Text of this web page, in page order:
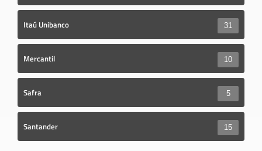
Itaú Unibanco 31
Mercantil 10
Safra 5
Santander 15